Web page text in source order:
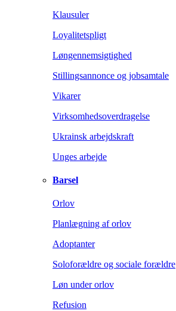
Klausuler
Loyalitetspligt
Løngennemsigtighed
Stillingsannonce og jobsamtale
Vikarer
Virksomhedsoverdragelse
Ukrainsk arbejdskraft
Unges arbejde
Barsel
Orlov
Planlægning af orlov
Adoptanter
Soloforældre og sociale forældre
Løn under orlov
Refusion